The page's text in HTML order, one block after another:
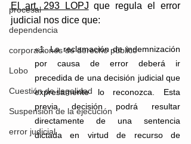
procesal
dependencia
corporaciones de derecho público
Lobo
Cuestión de ilegalidad
Suspensión de la ejecución
error judicial
El art. 293 LOPJ que regula el error
judicial nos dice que:
«1. La reclamación de indemnización
por causa de error deberá ir
precedida de una decisión judicial que
expresamente lo reconozca. Esta
previa decisión podrá resultar
directamente de una sentencia
dictada en virtud de recurso de